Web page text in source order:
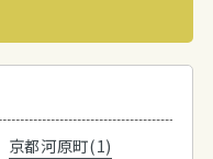
京都河原町(1)